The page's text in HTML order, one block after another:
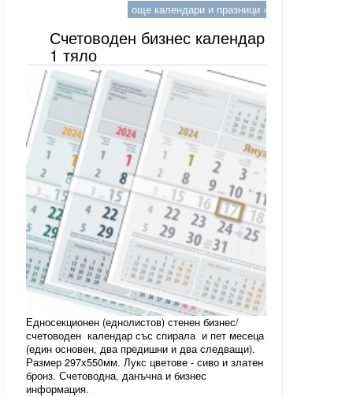
още календари и празници »
Счетоводен бизнес календар
1 тяло
Едносекционен (еднолистов) стенен бизнес/
счетоводен календар със спирала и пет месеца
(един основен, два предишни и два следващи).
Размер 297х550мм. Лукс цветове - сиво и златен
бронз. Счетоводна, данъчна и бизнес
информация.